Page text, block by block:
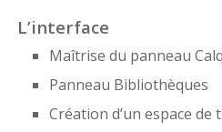
L’interface
Maîtrise du panneau
Panneau Bibliothèques
Création d’un espace